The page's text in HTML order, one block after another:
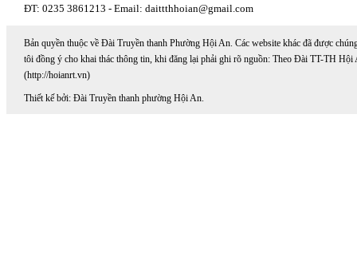
ĐT: 0235 3861213 - Email: daittthhoian@gmail.com
Bản quyền thuộc về Đài Truyền thanh Phường Hội An. Các website khác đã được
tôi đồng ý cho khai thác thông tin, khi đăng lại phải ghi rõ nguồn: Theo Đài TT-TH Hội
(http://hoianrt.vn)
Thiết kế bởi: Đài Truyền thanh phường Hội An.